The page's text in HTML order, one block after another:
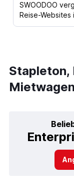
SWOODOO
Reise-Websites
Stapleton,